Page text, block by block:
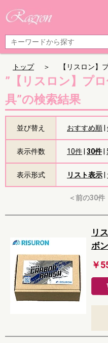
トップ ＞ 【リスロン】
”【リスロン】プ
具”の検索結果
並び替え おすすめ順
表示件数 10件 30件|
表示形式 リスト表示
＜前の30件
リ
ボ
￥